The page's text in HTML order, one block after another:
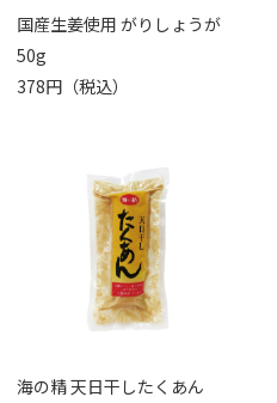
国産生姜使用 がりしょうが
50g
378円（税込）
海の精 天日干したくあん